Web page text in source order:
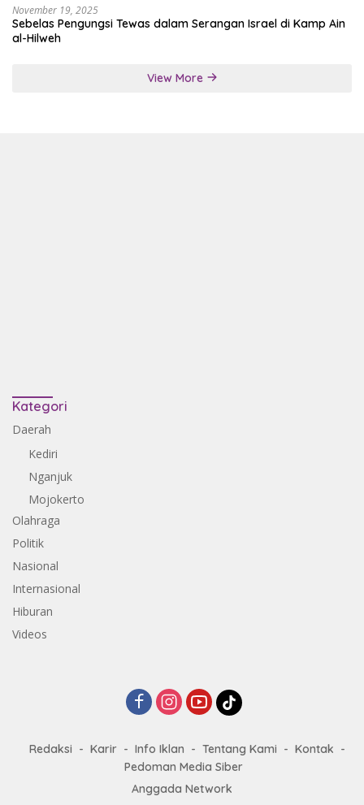
November 19, 2025
Sebelas Pengungsi Tewas dalam Serangan Israel di Kamp Ain
al-Hilweh
View More
Kategori
Daerah
Kediri
Nganjuk
Mojokerto
Olahraga
Politik
Nasional
Internasional
Hiburan
Videos
Redaksi Karir Info Iklan Tentang Kami
Kontak
Pedoman Media Siber
Anggada Network